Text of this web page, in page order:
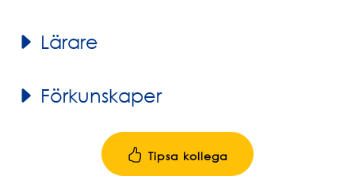
Lärare
Förkunskaper
Tipsa kollega